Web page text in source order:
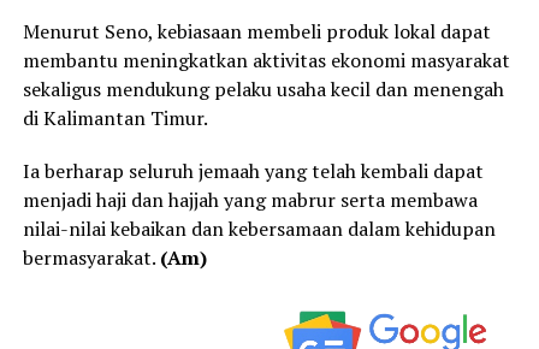
Menurut Seno, kebiasaan membeli produk lokal dapat
membantu meningkatkan aktivitas ekonomi masyarakat
sekaligus mendukung pelaku usaha kecil dan menengah
di Kalimantan Timur.
Ia berharap seluruh jemaah yang telah kembali dapat
menjadi haji dan hajjah yang mabrur serta membawa
nilai-nilai kebaikan dan kebersamaan dalam kehidupan
bermasyarakat. (Am)